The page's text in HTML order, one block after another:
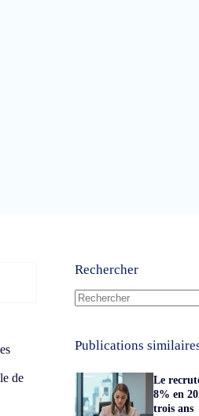
de
Rechercher
Publications
Le
8% en
trois ans